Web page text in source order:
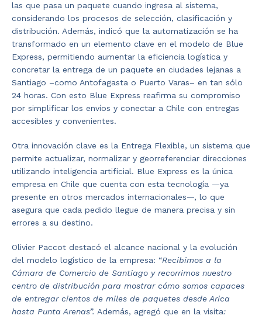
las que pasa un paquete cuando ingresa al sistema,
considerando los procesos de selección, clasificación y
distribución. Además, indicó que la automatización se ha
transformado en un elemento clave en el modelo de Blue
Express, permitiendo aumentar la eficiencia logística y
concretar la entrega de un paquete en ciudades lejanas a
Santiago –como Antofagasta o Puerto Varas– en tan sólo
24 horas. Con esto Blue Express reafirma su compromiso
por simplificar los envíos y conectar a Chile con entregas
accesibles y convenientes.
Otra innovación clave es la Entrega Flexible, un sistema que
permite actualizar, normalizar y georreferenciar direcciones
utilizando inteligencia artificial. Blue Express es la única
empresa en Chile que cuenta con esta tecnología —ya
presente en otros mercados internacionales—, lo que
asegura que cada pedido llegue de manera precisa y sin
errores a su destino.
Olivier Paccot destacó el alcance nacional y la evolución
del modelo logístico de la empresa: “Recibimos a la
Cámara de Comercio de Santiago y recorrimos nuestro
centro de distribución para mostrar cómo somos capaces
de entregar cientos de miles de paquetes desde Arica
hasta Punta Arenas”. Además, agregó que en la visita: